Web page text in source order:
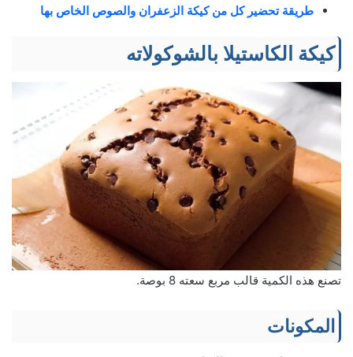
طريقة تحضير كل من كيكة الزعفران والصوص الخاص بها
كيكة الكاستيلا بالشوكولاته
تصنع هذه الكمية قالب مربع سعته 8 بوصة.
المكونات